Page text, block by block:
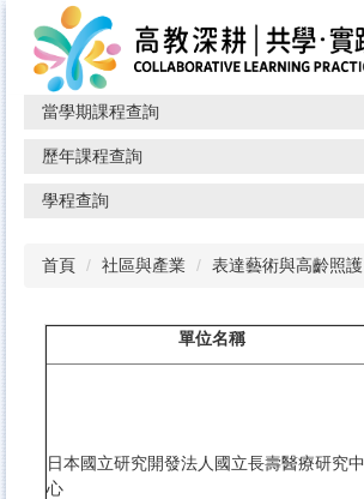
當學期課程查詢
歷年課程查詢
學程查詢
首頁 社區與產業 表達藝術與高齡照護
單位名稱
日本國立研究開發法人國立長壽醫療研究中
心